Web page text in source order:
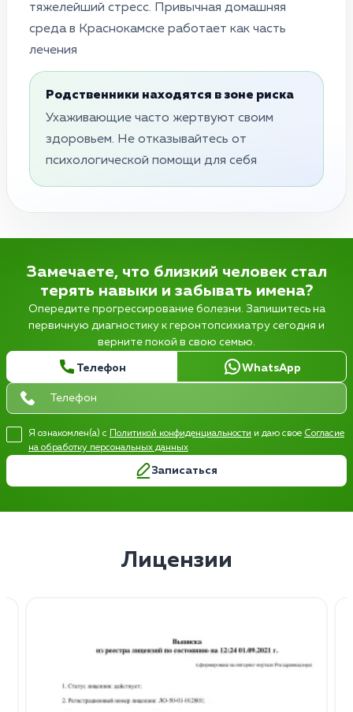
тяжелейший стресс. Привычная домашняя
среда в Краснокамске работает как часть
лечения
Родственники находятся в зоне риска
Ухаживающие часто жертвуют своим
здоровьем. Не отказывайтесь от
психологической помощи для себя
Замечаете, что близкий человек стал
терять навыки и забывать имена?
Опередите прогрессирование болезни. Запишитесь на
первичную диагностику к геронтопсихиатру сегодня и
верните покой в свою семью.
Телефон WhatsApp
Я ознакомлен(а) с Политикой конфиденциальности и даю свое Согласие
на обработку персональных данных
Записаться
Лицензии